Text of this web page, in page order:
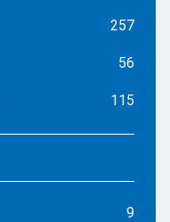
257
56
115
9